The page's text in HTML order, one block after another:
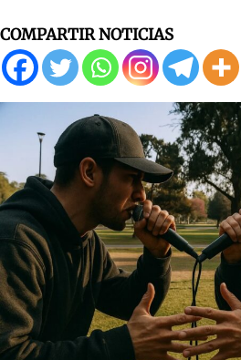
COMPARTIR NOTICIAS